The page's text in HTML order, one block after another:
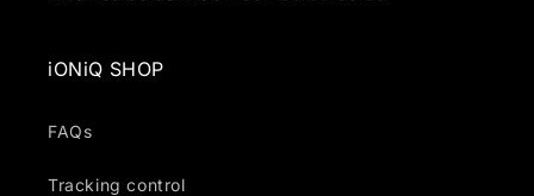
iONiQ SHOP
FAQs
Tracking control